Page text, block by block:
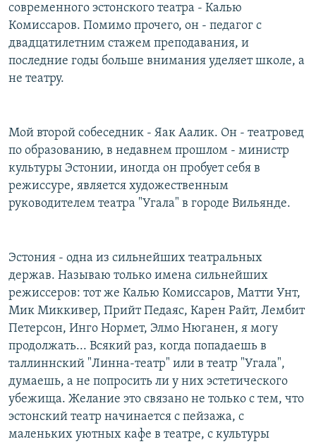
ПОДПИШИТЕСЬ НА РАССЫЛКУ
СОЦИАЛЬНЫЕ СЕТИ
Все сайты РСЕ/РС
современного эстонского театра - Калью
Комиссаров. Помимо прочего, он - педагог с
двадцатилетним стажем преподавания, и
последние годы больше внимания уделяет школе, а
не театру.
Мой второй собеседник - Яак Аалик. Он - театровед
по образованию, в недавнем прошлом - министр
культуры Эстонии, иногда он пробует себя в
режиссуре, является художественным
руководителем театра "Угала" в городе Вильянде.
Эстония - одна из сильнейших театральных
держав. Называю только имена сильнейших
режиссеров: тот же Калью Комиссаров, Матти Унт,
Мик Миккивер, Прийт Педаяс, Карен Райт, Лембит
Петерсон, Инго Нормет, Элмо Нюганен, я могу
продолжать... Всякий раз, когда попадаешь в
таллиннский "Линна-театр" или в театр "Угала",
думаешь, а не попросить ли у них эстетического
убежища. Желание это связано не только с тем, что
эстонский театр начинается с пейзажа, с
маленьких уютных кафе в театре, с культуры